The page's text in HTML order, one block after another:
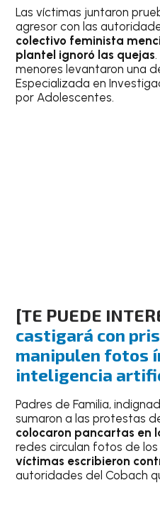
Las víctimas juntaron
agresor con las
colectivo feminista
plantel ignoró las quejas
menores levantaron una
Especializada en
por Adolescentes.
[TE PUEDE
castigará con
manipulen fotos
inteligencia
Padres de Familia,
sumaron a las protestas
colocaron pancartas en
redes circulan fotos de los
víctimas escribieron
autoridades del Cobach